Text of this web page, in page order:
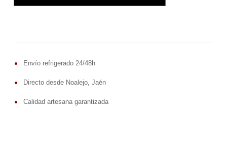
• Envío refrigerado 24/48h
• Directo desde Noalejo, Jaén
• Calidad artesana garantizada